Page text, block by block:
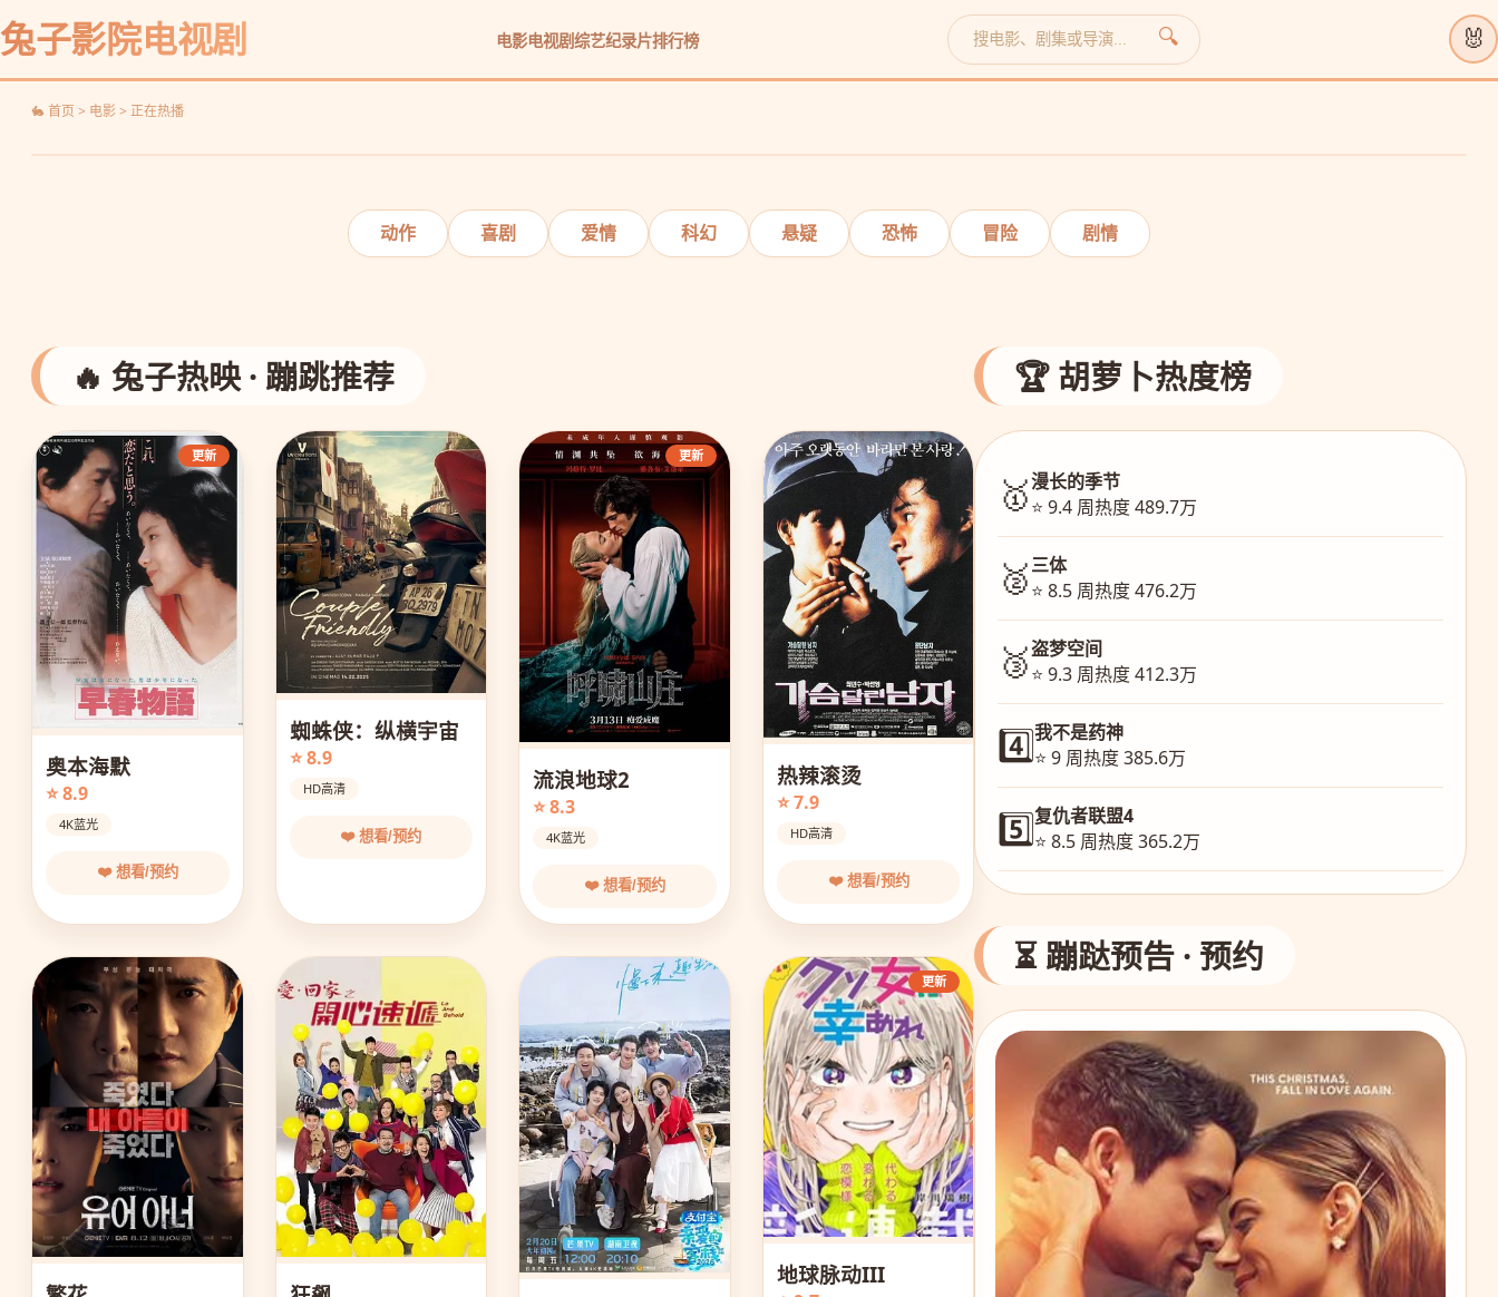
兔子影院电视剧 电影电视剧综艺纪录片排行榜 🔍 🐰
🐇 首页 > 电影 > 正在热播
蜘蛛侠：纵横宇宙
平行宇宙，蜘蛛集结
‹ ›
动作 喜剧 爱情 科幻 悬疑 恐怖 冒险 剧情
🔥 兔子热映 · 蹦跳推荐
更新
奥本海默
⭐ 8.9
4K蓝光
❤️ 想看/预约
蜘蛛侠：纵横宇宙
⭐ 8.9
HD高清
❤️ 想看/预约
更新
流浪地球2
⭐ 8.3
4K蓝光
❤️ 想看/预约
热辣滚烫
⭐ 7.9
HD高清
❤️ 想看/预约
更新
地球脉动III
🏆 胡萝卜热度榜
🥇漫长的季节
⭐ 9.4 周热度 489.7万
🥈三体
⭐ 8.5 周热度 476.2万
🥉盗梦空间
⭐ 9.3 周热度 412.3万
4️⃣我不是药神
⭐ 9 周热度 385.6万
5️⃣复仇者联盟4
⭐ 8.5 周热度 365.2万
⏳ 蹦跶预告 · 预约